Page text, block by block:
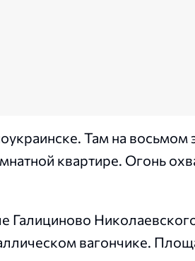
Там на восьмом
квартире. Огонь
Галициново
вагончике.